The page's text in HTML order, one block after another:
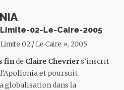
02 / Le Caire », 2005
fin de Claire Chevriers’inscrit
et poursuit
globalisation dans la